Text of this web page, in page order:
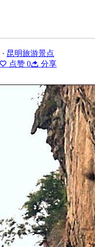
· 昆明旅游景点
点赞 0 分享